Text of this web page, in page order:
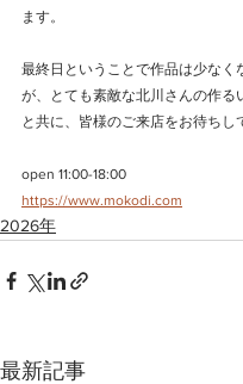
ます。
最終日ということで作品は少なく
が、とても素敵な北川さんの作る
と共に、皆様のご来店をお待ちし
open 11:00-18:00
https://www.mokodi.com
2026年
最新記事